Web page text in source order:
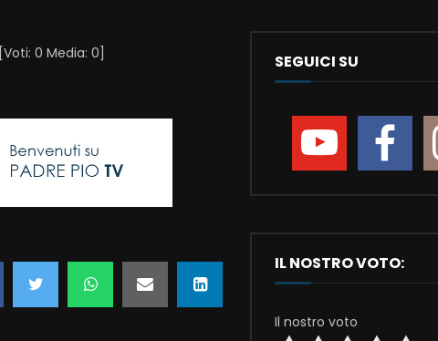
[Voti: 0 Media: 0 SEGUICI SU
IL NOSTRO VOTO:
Il nostro voto